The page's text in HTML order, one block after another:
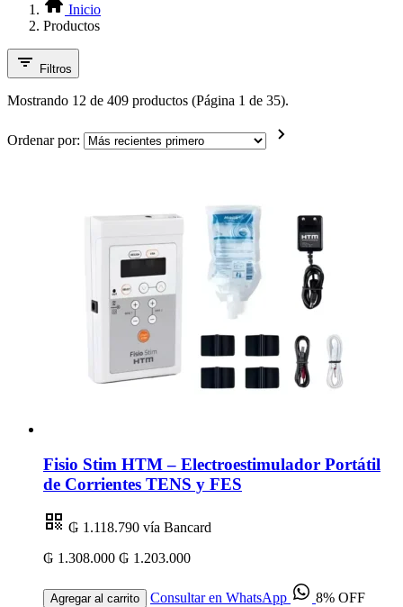
Inicio
Productos
Filtros
Mostrando 12 de 409 productos (Página 1 de 35).
Ordenar por:
Fisio Stim HTM – Electroestimulador Portátil
de Corrientes TENS y FES
₲ 1.118.790 vía Bancard
₲ 1.308.000 ₲ 1.203.000
Agregar al carrito Consultar en WhatsApp 8% OFF